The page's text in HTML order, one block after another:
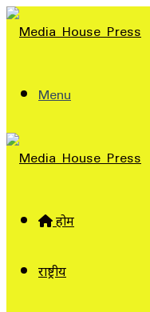
Menu
होम
राष्ट्रीय